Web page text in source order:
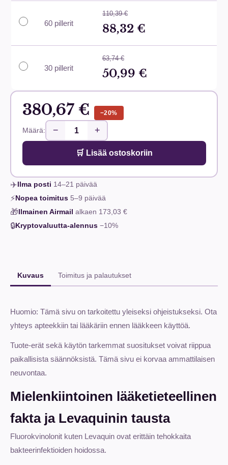
60 pillerit
110,39 €
88,32 €
30 pillerit
63,74 €
50,99 €
380,67 € −20%
Määrä: − +
🛒 Lisää ostoskoriin
✈️Ilma posti 14–21 päivää
⚡Nopea toimitus 5–9 päivää
🎁Ilmainen Airmail alkaen 173,03 €
🔒Kryptovaluutta-alennus −10%
Kuvaus Toimitus ja palautukset
Huomio: Tämä sivu on tarkoitettu yleiseksi ohjeistukseksi. Ota
yhteys apteekkiin tai lääkäriin ennen lääkkeen käyttöä.
Tuote-erät sekä käytön tarkemmat suositukset voivat riippua
paikallisista säännöksistä. Tämä sivu ei korvaa ammattilaisen
neuvontaa.
Mielenkiintoinen lääketieteellinen
fakta ja Levaquinin tausta
Fluorokvinolonit kuten Levaquin ovat erittäin tehokkaita
bakteerinfektioiden hoidossa.